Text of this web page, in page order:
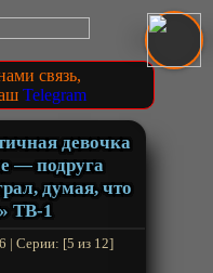
связь,
Telegram
девочка
— подруга
думая, что
ТВ-1
| Серии: [5 из 12]